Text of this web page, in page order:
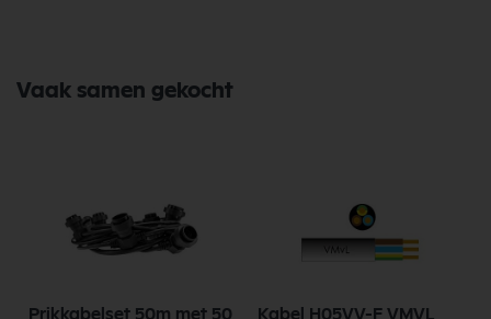
Vaak samen gekocht
Prikkabelset 50m met 50
Kabel H05VV-F VMVL